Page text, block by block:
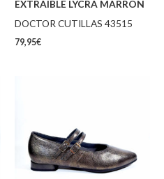
EXTRAIBLE LYCRA MARRON
DOCTOR CUTILLAS 43515
79,95€